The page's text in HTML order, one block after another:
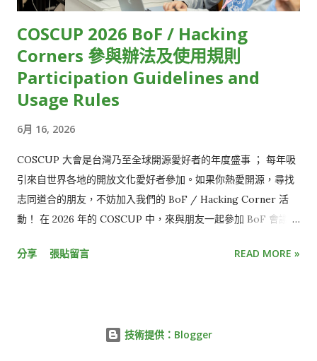
Open-EP (E-Paper) Community HackMD 22 FOSS for All
HackMD 23 ...
COSCUP 2026 BoF / Hacking
Corners 參與辦法及使用規則
Participation Guidelines and
Usage Rules
6月 16, 2026
COSCUP 大會是台灣乃至全球開源愛好者的年度盛事 ； 每年吸
引來自世界各地的開放文化愛好者參加。如果你熱愛開源，尋找
志同道合的朋友，不妨加入我們的 BoF / Hacking Corner 活
動！ 在 2026 年的 COSCUP 中，來與朋友一起參加 BoF 會議或
Hacking corners of COSCUP 2026! BoF (Birds of Feather
愛好者圍坐一起，分享著那些只有“內行人”才懂的秘密。從未來
分享 張貼留言 READ MORE »
技術提供：Blogger